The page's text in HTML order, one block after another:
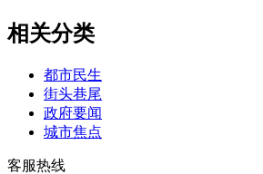
相关分类
都市民生
街头巷尾
政府要闻
城市焦点
客服热线